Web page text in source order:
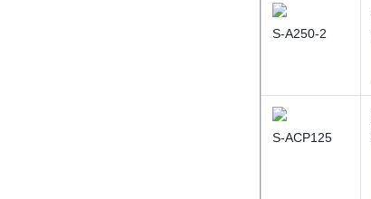
S-A250-2
S-ACP125